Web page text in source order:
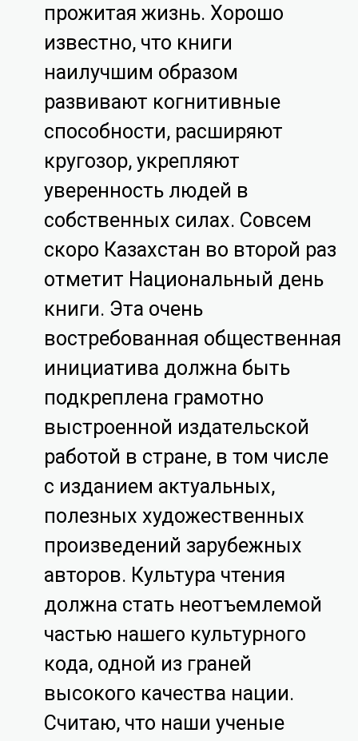
прожитая жизнь. Хорошо
известно, что книги
наилучшим образом
развивают когнитивные
способности, расширяют
кругозор, укрепляют
уверенность людей в
собственных силах. Совсем
скоро Казахстан во второй раз
отметит Национальный день
книги. Эта очень
востребованная общественная
инициатива должна быть
подкреплена грамотно
выстроенной издательской
работой в стране, в том числе
с изданием актуальных,
полезных художественных
произведений зарубежных
авторов. Культура чтения
должна стать неотъемлемой
частью нашего культурного
кода, одной из граней
высокого качества нации.
Считаю, что наши ученые